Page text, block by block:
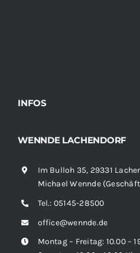
INFOS
Sortiment
Kontakt
WENNDE LACHENDORF
Im Bulloh 35, 29331
Michael Wennde
Tel.: 05145-28500
office@wennde.de
Montag – Freitag: 10.00 –